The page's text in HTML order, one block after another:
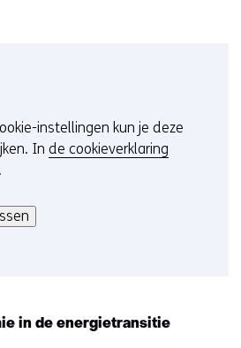
instellingen kun je deze
In de cookieverklaring
in de energietransitie